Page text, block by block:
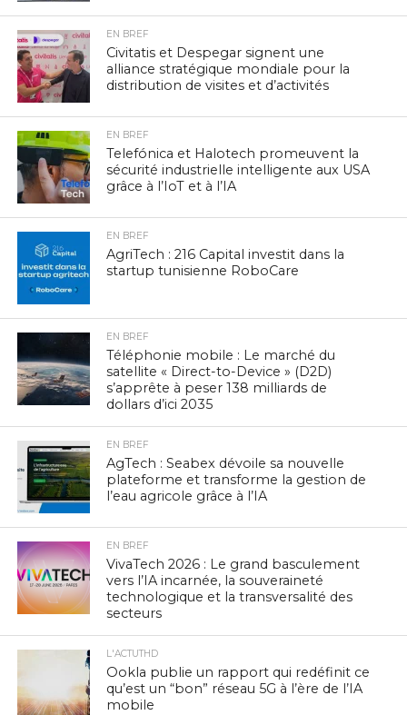
EN BREF
Civitatis et Despegar signent une
alliance stratégique mondiale pour la
distribution de visites et d’activités
EN BREF
Telefónica et Halotech promeuvent la
sécurité industrielle intelligente aux USA
grâce à l’IoT et à l’IA
EN BREF
AgriTech : 216 Capital investit dans la
startup tunisienne RoboCare
EN BREF
Téléphonie mobile : Le marché du
satellite « Direct-to-Device » (D2D)
s’apprête à peser 138 milliards de
dollars d’ici 2035
EN BREF
AgTech : Seabex dévoile sa nouvelle
plateforme et transforme la gestion de
l’eau agricole grâce à l’IA
EN BREF
VivaTech 2026 : Le grand basculement
vers l’IA incarnée, la souveraineté
technologique et la transversalité des
secteurs
L'ACTUTHD
Ookla publie un rapport qui redéfinit ce
qu’est un “bon” réseau 5G à l’ère de l’IA
mobile